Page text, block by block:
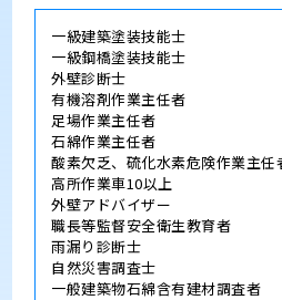
一級建築塗装技能士
一級鋼橋塗装技能士
外壁診断士
有機溶剤作業主任者
足場作業主任者
石綿作業主任者
酸素欠乏、硫化水素危険作業主任者
高所作業車10以上
外壁アドバイザー
職長等監督安全衛生教育者
雨漏り診断士
自然災害調査士
一般建築物石綿含有建材調査者
他、多数